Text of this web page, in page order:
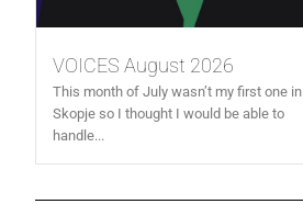
VOICES August 2026
This month of July wasn’t my first one in
Skopje so I thought I would be able to
handle...